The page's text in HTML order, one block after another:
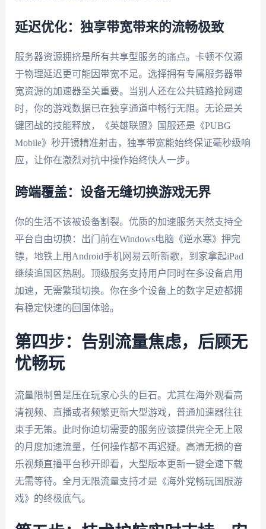
延迟优化：独享带宽带来的流畅极致
服务器资源拥挤是所有共享型服务的痛点。卡顿不仅源
于物理延迟更可能因带宽不足。选择拥有专属服务器带
宽资源的加速器至关重要。当别人还在公共链路抢网速
时，你的游戏数据已在独享通道中畅行无阻。无论是关
键团战的技能释放，《英雄联盟》国服还是《PUBG
Mobile》秒开镜精准射击，独享带宽能始终保证毫秒级响
应，让你在激烈对抗中操作始终快人一步。
跨端覆盖：设备无缝切换游戏无界
你的生活不该被设备割裂。优质的加速服务天然支持全
平台自由切换：出门前在Windows电脑《逆水寒》押完
镖，地铁上用Android手机网易云听新歌，到家拿起iPad
继续追国区热剧。顶级服务支持用户同时在多设备启用
加速，无需繁琐切换。你在多个设备上的数字足迹都拥
有稳定快速的回国体验。
第四步：告别流量焦虑，后顾无
忧畅玩
流量限制曾是压在玩家心头的巨石。尤其在海外观看高
清视频、直播或者频繁更新大型游戏，普通加速器往往
束手无策。此时你迫切需要的服务应该提供完全无上限
的月度加速流量，任何操作都不再迟疑。高清无损的音
乐视频直播平台秒开即看，大型版本更新一键全速下载
无需等待。全月无限流量支持才是《海外党畅玩国服游
戏》的终极底气。